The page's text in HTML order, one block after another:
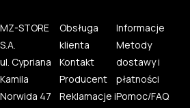
MZ-STORE
S.A.
ul. Cypriana
Kamila
Norwida 47
Obsługa
klienta
Kontakt
Producent
Reklamacje i
Informacje
Metody
dostawy i
płatności
Pomoc/FAQ